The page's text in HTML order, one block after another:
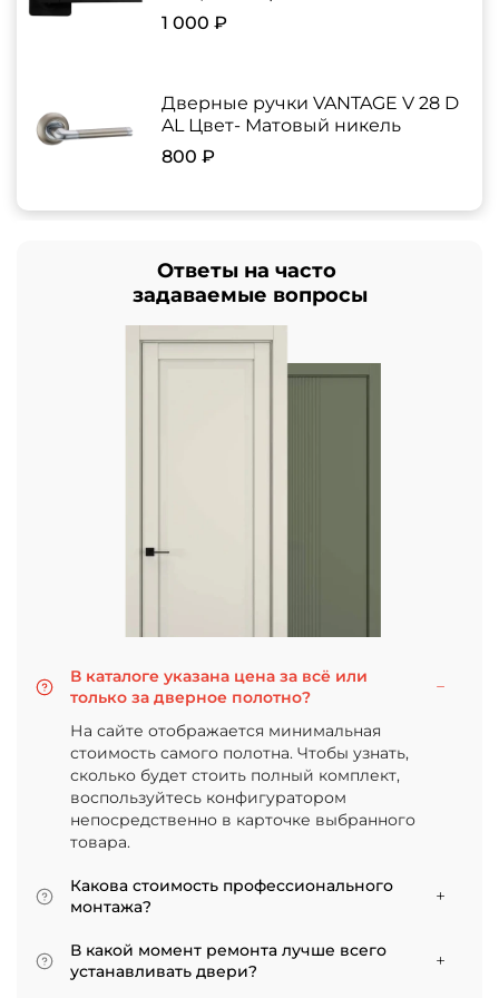
1 000 ₽
Дверные ручки VANTAGE V 28 D
AL Цвет- Матовый никель
800 ₽
Ответы на часто
задаваемые вопросы
В каталоге указана цена за всё или
только за дверное полотно?
На сайте отображается минимальная
стоимость самого полотна. Чтобы узнать,
сколько будет стоить полный комплект,
воспользуйтесь конфигуратором
непосредственно в карточке выбранного
товара.
Какова стоимость профессионального
монтажа?
Итоговая сумма зависит от типа отделки
двери и габаритов проема. Минимальная
цена за установку стандартной двери с
В какой момент ремонта лучше всего
устанавливать двери?